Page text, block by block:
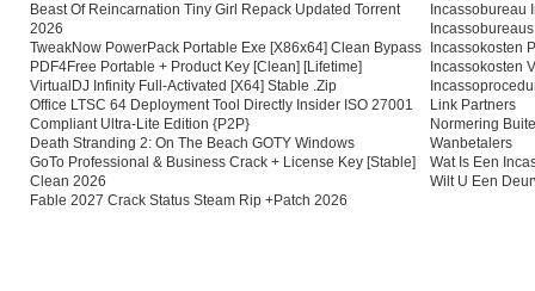
Beast Of Reincarnation Tiny Girl Repack Updated Torrent
2026
TweakNow PowerPack Portable Exe [x86x64] Clean Bypass
PDF4Free Portable + Product Key [Clean] [Lifetime]
VirtualDJ Infinity Full-Activated [x64] Stable .zip
Office LTSC 64 Deployment Tool Directly Insider ISO 27001
Compliant Ultra-Lite Edition {P2P}
Death Stranding 2: On The Beach GOTY Windows
GoTo Professional & Business Crack + License Key [Stable]
Clean 2026
Fable 2027 Crack Status Steam Rip +Patch 2026
Incassobureau
Incassobureaus
Incassokosten
Incassokosten
Link Partners
Normering
Wanbetalers
Wat Is Een
Wilt U Een